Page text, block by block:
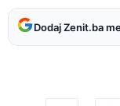
Dodaj Zenit.ba